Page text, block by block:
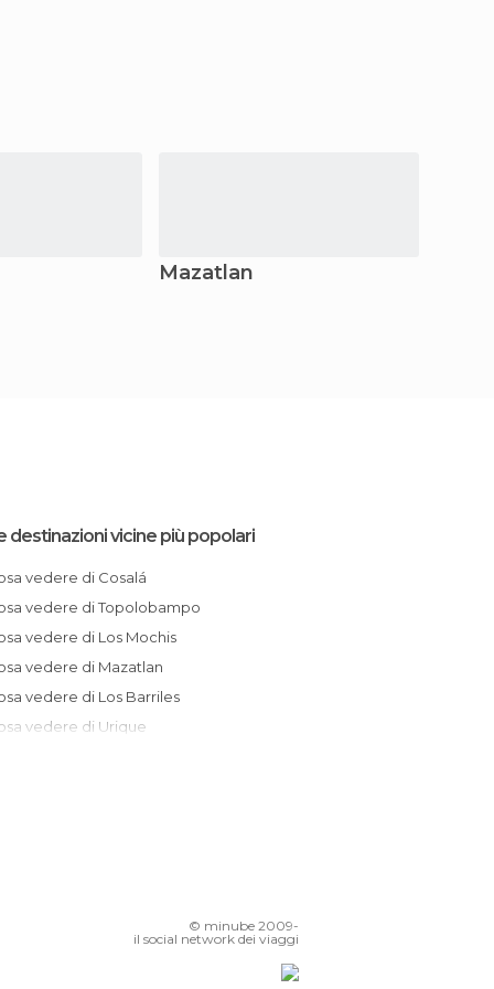
Mazatlan
destinazioni vicine più popolari
vedere di Cosalá
vedere di Topolobampo
vedere di Los Mochis
vedere di Mazatlan
vedere di Los Barriles
vedere di Urique
Cosa vedere di Ciudad Obregon
© minube 2009-
il social network dei viaggi